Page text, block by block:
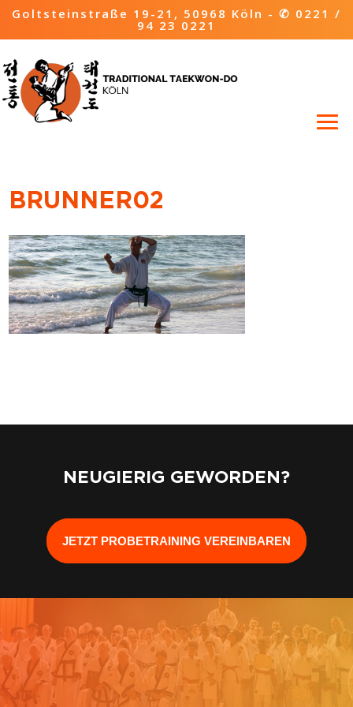
Goltsteinstraße 19-21, 50968 Köln - ✆ 0221 /
94 23 0221
BRUNNER02
NEUGIERIG GEWORDEN?
JETZT PROBETRAINING VEREINBAREN